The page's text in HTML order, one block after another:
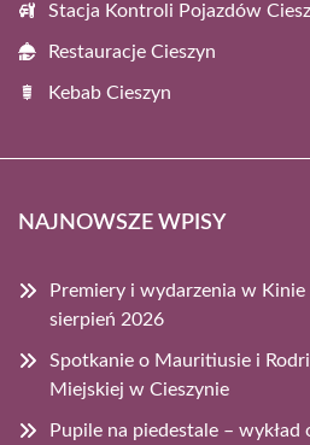
Stacja Kontroli Pojazdów
Restauracje Cieszyn
Kebab Cieszyn
NAJNOWSZE WPISY
Premiery i wydarzenia w
sierpień 2026
Spotkanie o Mauritiusie i
Miejskiej w Cieszynie
Pupile na piedestale –